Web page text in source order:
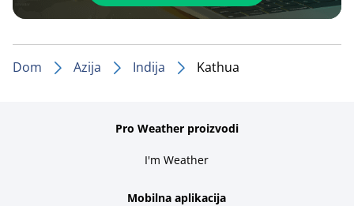
Dom Azija Indija Kathua
Pro Weather proizvodi
I'm Weather
Mobilna aplikacija